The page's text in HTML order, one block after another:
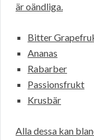
är oändliga.
Bitter
Ananas
Rabarber
Passionsfrukt
Krusbär
Alla dessa kan